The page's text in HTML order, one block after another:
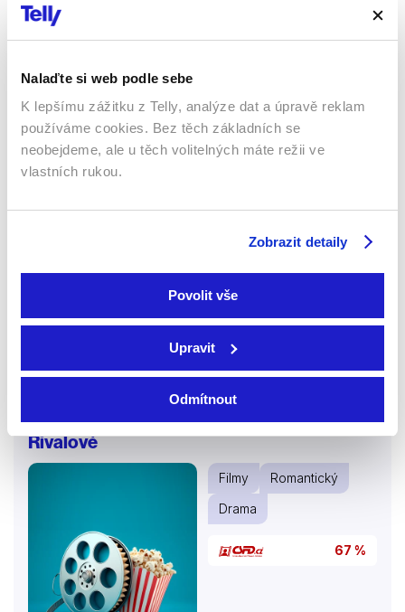
Nalaďte si web podle sebe
K lepšímu zážitku z Telly, analýze dat a úpravě reklam
používáme cookies. Bez těch základních se
neobejdeme, ale u těch volitelných máte režii ve
vlastních rukou.
Zobrazit detaily
Povolit vše
Upravit
Odmítnout
ochraňovat lidstvo… kdo ale…
57 %
Nutí je posílat nahé fotografie a sleduje každý jejich
krok. Emma, Gabby a Olivia se proto jednoho dne
rozhodnou spojit své síly a s pomocí policie
Rivalové
Filmy
Romantický
Drama
67 %